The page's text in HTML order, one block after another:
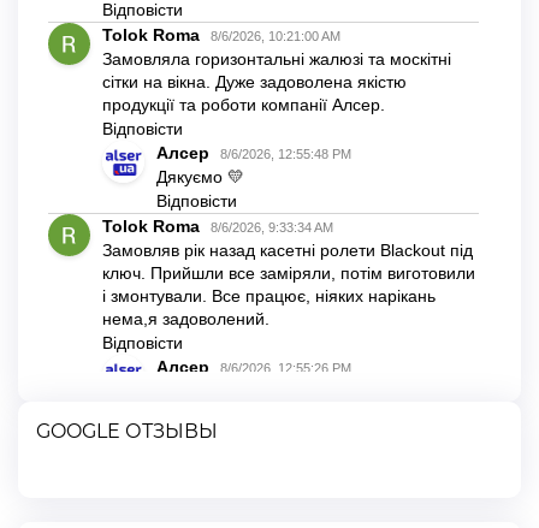
GOOGLE ОТЗЫВЫ